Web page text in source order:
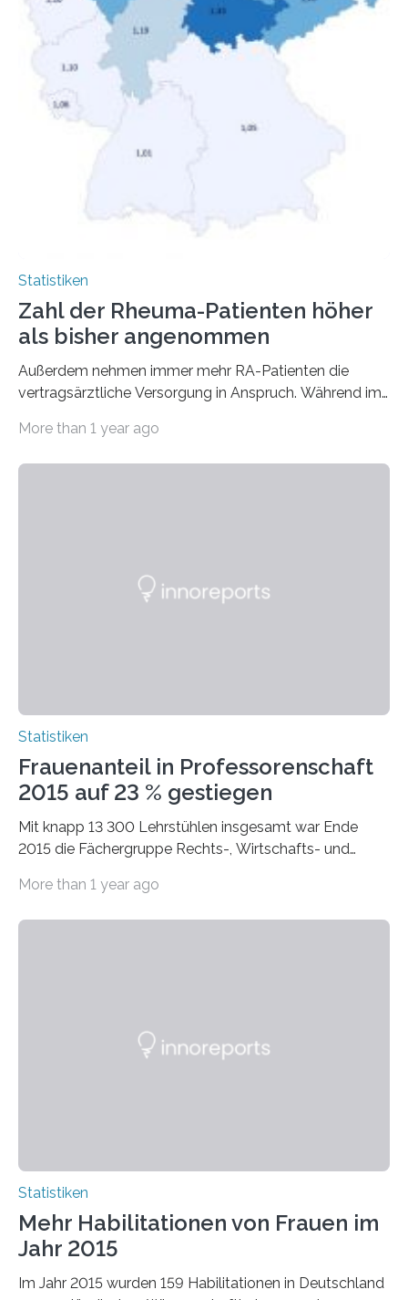
Statistiken
Zahl der Rheuma-Patienten höher
als bisher angenommen
Außerdem nehmen immer mehr RA-Patienten die
vertragsärztliche Versorgung in Anspruch. Während im
More than 1 year ago
Statistiken
Frauenanteil in Professorenschaft
2015 auf 23 % gestiegen
Mit knapp 13 300 Lehrstühlen insgesamt war Ende
2015 die Fächergruppe Rechts-, Wirtschafts- und
bei…
More than 1 year ago
Statistiken
Mehr Habilitationen von Frauen im
Jahr 2015
Im Jahr 2015 wurden 159 Habilitationen in Deutschland